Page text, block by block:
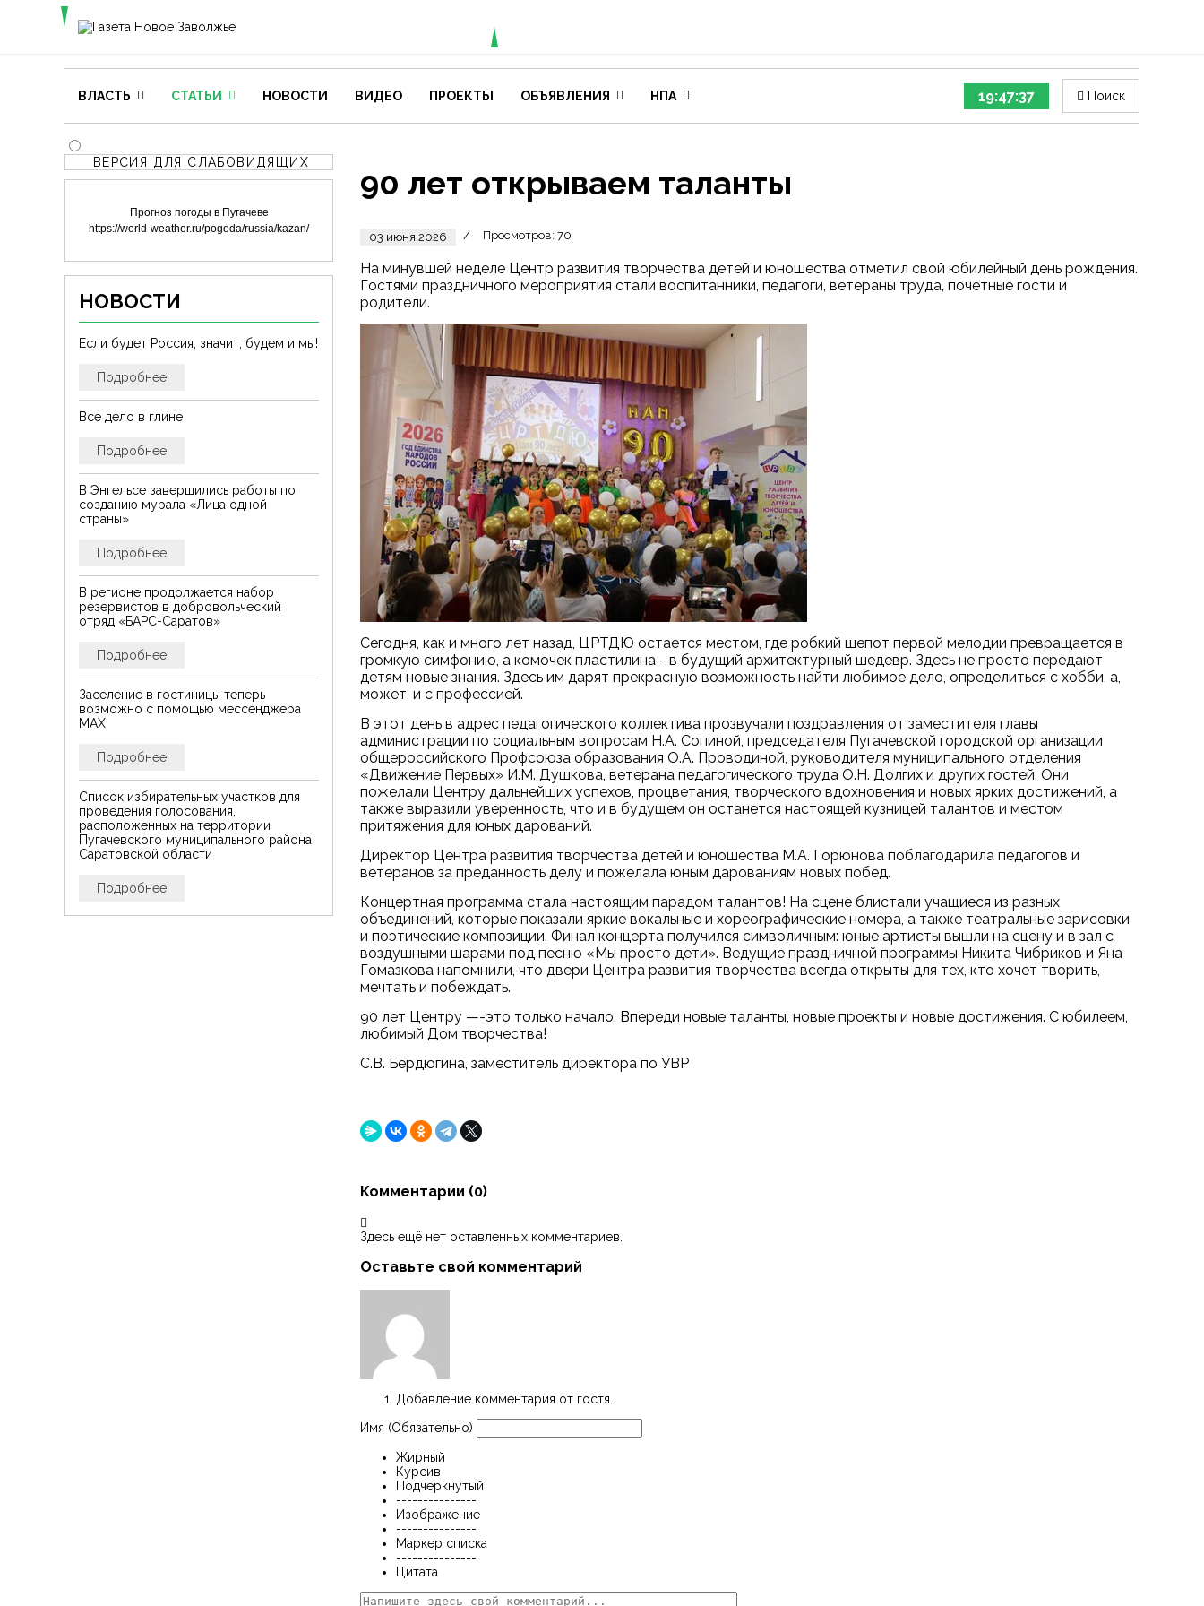
ВЛАСТЬ СТАТЬИ НОВОСТИ ВИДЕО ПРОЕКТЫ ОБЪЯВЛЕНИЯ НПА 19:47:37 Поиск
ВЕРСИЯ ДЛЯ СЛАБОВИДЯЩИХ
Прогноз погоды в Пугачеве
https://world-weather.ru/pogoda/russia/kazan/
НОВОСТИ
Если будет Россия, значит, будем и мы!
Подробнее
Все дело в глине
Подробнее
В Энгельсе завершились работы по
созданию мурала «Лица одной
страны»
Подробнее
В регионе продолжается набор
резервистов в добровольческий
отряд «БАРС-Саратов»
Подробнее
Заселение в гостиницы теперь
возможно с помощью мессенджера
MAX
Подробнее
Список избирательных участков для
проведения голосования,
расположенных на территории
Пугачевского муниципального района
Саратовской области
Подробнее
90 лет открываем таланты
03 июня 2026 Просмотров: 70
На минувшей неделе Центр развития творчества детей и юношества отметил свой юбилейный день рождения.
Гостями праздничного мероприятия стали воспитанники, педагоги, ветераны труда, почетные гости и
родители.
Сегодня, как и много лет назад, ЦРТДЮ остается местом, где робкий шепот первой мелодии превращается в
громкую симфонию, а комочек пластилина - в будущий архитектурный шедевр. Здесь не просто передают
детям новые знания. Здесь им дарят прекрасную возможность найти любимое дело, определиться с хобби, а,
может, и с профессией.
В этот день в адрес педагогического коллектива прозвучали поздравления от заместителя главы
администрации по социальным вопросам Н.А. Сопиной, председателя Пугачевской городской организации
общероссийского Профсоюза образования О.А. Проводиной, руководителя муниципального отделения
«Движение Первых» И.М. Душкова, ветерана педагогического труда О.Н. Долгих и других гостей. Они
пожелали Центру дальнейших успехов, процветания, творческого вдохновения и новых ярких достижений, а
также выразили уверенность, что и в будущем он останется настоящей кузницей талантов и местом
притяжения для юных дарований.
Директор Центра развития творчества детей и юношества М.А. Горюнова поблагодарила педагогов и
ветеранов за преданность делу и пожелала юным дарованиям новых побед.
Концертная программа стала настоящим парадом талантов! На сцене блистали учащиеся из разных
объединений, которые показали яркие вокальные и хореографические номера, а также театральные зарисовки
и поэтические композиции. Финал концерта получился символичным: юные артисты вышли на сцену и в зал с
воздушными шарами под песню «Мы просто дети». Ведущие праздничной программы Никита Чибриков и Яна
Гомазкова напомнили, что двери Центра развития творчества всегда открыты для тех, кто хочет творить,
мечтать и побеждать.
90 лет Центру —-это только начало. Впереди новые таланты, новые проекты и новые достижения. С юбилеем,
любимый Дом творчества!
С.В. Бердюгина, заместитель директора по УВР
Комментарии (0)
Здесь ещё нет оставленных комментариев.
Оставьте свой комментарий
Добавление комментария от гостя.
Имя (Обязательно)
Жирный
Курсив
Подчеркнутый
---------------
Изображение
---------------
Маркер списка
---------------
Цитата